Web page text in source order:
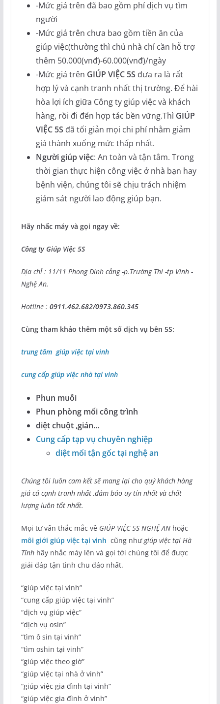
-Mức giá trên đã bao gồm phí dịch vụ tìm
người
-Mức giá trên chưa bao gồm tiền ăn của
giúp việc(thường thì chủ nhà chỉ cần hỗ trợ
thêm 50.000(vnđ)-60.000(vnđ)/ngày
-Mức giá trên GIÚP VIỆC 5S đưa ra là rất
hợp lý và cạnh tranh nhất thị trường. Để hài
hòa lợi ích giữa Công ty giúp việc và khách
hàng, rồi đi đến hợp tác bền vững.Thì GIÚP
VIỆC 5S đã tối giản mọi chi phí nhằm giảm
giá thành xuống mức thấp nhất.
Người giúp việc: An toàn và tận tâm. Trong
thời gian thực hiện công việc ở nhà bạn hay
bệnh viện, chúng tôi sẽ chịu trách nhiệm
giám sát người lao động giúp bạn.
Hãy nhấc máy và gọi ngay về:
Công ty Giúp Việc 5S
Địa chỉ : 11/11 Phong Đinh cảng -p.Trường Thi -tp Vinh -
Nghệ An.
Hotline : 0911.462.682/0973.860.345
Cùng tham khảo thêm một số dịch vụ bên 5S:
trung tâm giúp việc tại vinh
cung cấp giúp việc nhà tại vinh
Phun muỗi
Phun phòng mối công trình
diệt chuột ,gián…
Cung cấp tạp vụ chuyên nghiệp
diệt mối tận gốc tại nghệ an
Chúng tôi luôn cam kết sẽ mang lại cho quý khách hàng
giá cả cạnh tranh nhất ,đảm bảo uy tín nhất và chất
lượng luôn tốt nhất.
Mọi tư vấn thắc mắc về GIÚP VIỆC 5S NGHỆ ANhoặc
môi giới giúp việc tại vinh cũng nhưgiúp việc tại Hà
Tĩnhhãy nhắc máy lên và gọi tới chúng tôi để được
giải đáp tận tình chu đáo nhất.
“giúp việc tại vinh”
“cung cấp giúp việc tại vinh”
“dịch vụ giúp việc”
“dịch vụ osin”
“tìm ô sin tại vinh”
“tìm oshin tại vinh”
“giúp việc theo giờ”
“giúp việc tại nhà ở vinh”
“giúp việc gia đình tại vinh”
“giúp việc gia đình ở vinh”